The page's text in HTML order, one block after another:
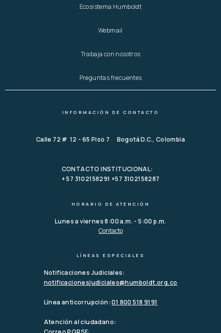
Ecosistema Humboldt
Webmail
Trabaja con nosotros
Preguntas frecuentes
INFORMACIÓN DE CONTACTO
Calle 72 # 12 - 65 Piso 7 Bogotá D.C., Colombia
CONTACTO INSTITUCIONAL:
+ 57 3102158291 +57 3102158287
HORARIO DE ATENCIÓN
Lunes a viernes 8:00 a.m. - 5:00 p.m.
Contacto
LÍNEAS ESPECIALES
Notificaciones Judiciales:
notificacionesjudiciales@humboldt.org.co
Línea anticorrupción:01 800 518 9191
Atención al ciudadano: